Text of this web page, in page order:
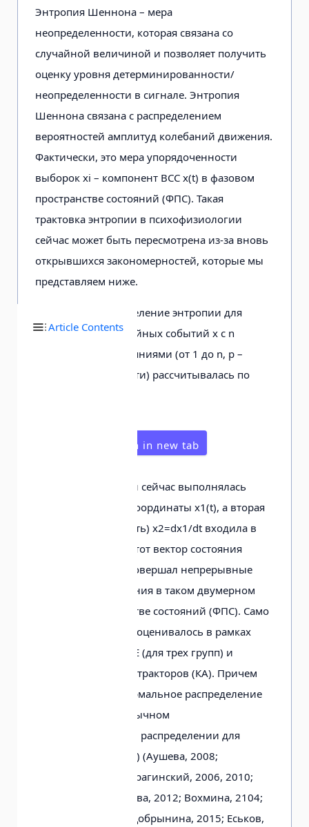
Article Contents
13 0.96 0.00 0.00 0.00
14 0.00 0.00 0.00 0.00 0.00 0.00 0.15
0.00 0.00
Энтропия Шеннона – мера
неопределенности, которая связана со
случайной величиной и позволяет по­лучить
оценку уровня детерминированности/
неопределенности в сигнале. Энтропия
Шеннона связана с распределением
вероятностей амплитуд коле­баний движения.
Фактически, это мера упорядоченности
выборок xi – компо­нент ВСС x(t) в фазовом
пространстве состояний (ФПС). Такая
трактовка эн­тропии в психофизиологии
сейчас мо­жет быть пересмотрена из-за вновь
открывшихся закономерностей, которые мы
представляем ниже.
Формальное определение энтропии для
независимых случайных событий x с n
возможными состояниями (от 1 до n, p –
функция вероятности) рассчитыва­лась по
Open in new tab
Эта процедура нами сейчас выпол­нялась
только для одной координаты х1(t), а вторая
координата (скорость) х2=dx1/dt входила в
вектор х=(х1,х2)Т. Этот вектор состояния
системы (ВСС) x(t) совершал непрерывные
хаотиче­ские движения в таком двумерном
фа­зовом пространстве состояний (ФПС). Само
это движение у нас оценивалось в рамках
расчета энтропией E (для трех групп) и
параметров квазиаттракто­ров (КА). Причем
для E мы имеем нор­мальное распределение
(см. табл. 3), при обычном
непараметрическом рас­пределении для
тремора (табл. 1 и 2) (Аушева, 2008;
Бернштейн, 2004; Брагин­ский, 2006, 2010;
Буров, 2010; Ведясова, 2012; Вохмина, 2104;
Гавриленко, 2013; Добрынина, 2015; Еськов,